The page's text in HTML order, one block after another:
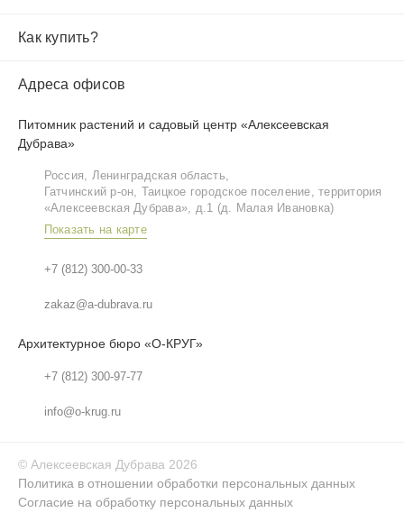
Как купить?
Адреса офисов
Питомник растений и садовый центр «Алексеевская
Дубрава»
Россия, Ленинградская область,
Гатчинский р‑он, Таицкое городское поселение, территория
«Алексеевская Дубрава», д.1 (д. Малая Ивановка)
Показать на карте
+7 (812) 300-00-33
zakaz@a-dubrava.ru
Архитектурное бюро «О-КРУГ»
+7 (812) 300-97-77
info@o-krug.ru
© Алексеевская Дубрава 2026
Политика в отношении обработки персональных данных
Согласие на обработку персональных данных